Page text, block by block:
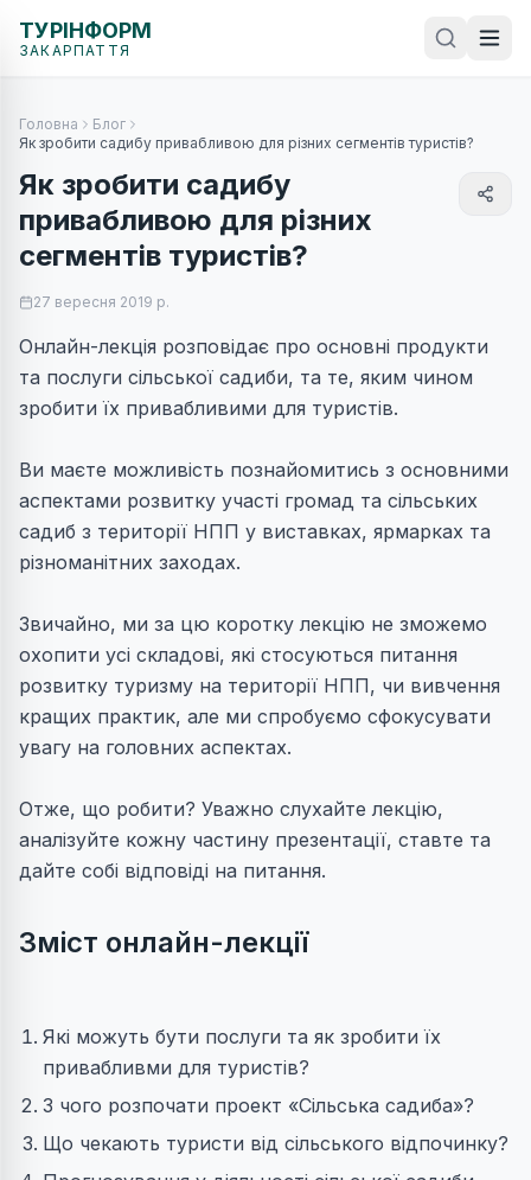
ТУРІНФОРМ
ЗАКАРПАТТЯ
Головна
Блог
Як зробити садибу привабливою для різних сегментів туристів?
Як зробити садибу
привабливою для різних
сегментів туристів?
27 вересня 2019 р.
Онлайн-лекція розповідає про основні продукти
та послуги сільської садиби, та те, яким чином
зробити їх привабливими для туристів.
Ви маєте можливість познайомитись з основними
аспектами розвитку участі громад та сільських
садиб з території НПП у виставках, ярмарках та
різноманітних заходах.
Звичайно, ми за цю коротку лекцію не зможемо
охопити усі складові, які стосуються питання
розвитку туризму на території НПП, чи вивчення
кращих практик, але ми спробуємо сфокусувати
увагу на головних аспектах.
Отже, що робити? Уважно слухайте лекцію,
аналізуйте кожну частину презентації, ставте та
дайте собі відповіді на питання.
Зміст онлайн-лекції
Які можуть бути послуги та як зробити їх
привабливми для туристів?
З чого розпочати проект «Сільська садиба»?
Що чекають туристи від сільського відпочинку?